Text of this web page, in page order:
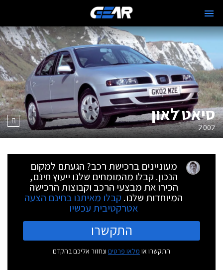
סיאט לאון
2002
מעוניינים ברכישת רכב? הגעתם למקום
הנכון. קבלו מהמומחים שלנו ייעוץ חינם,
הכירו את מבצעי הרכב וקבוצות הרכישה
המיוחדות שלנו. קבלו מאיתנו בחינם הצעה
אטרקטיבית עכשיו
התקשרו
התקשרו או מלאו פרטים ונחזור אליכם בהקדם